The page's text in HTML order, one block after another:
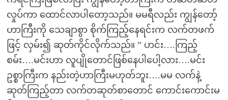
လှုပ်ကာ ထောင်လာပါတော့သည်။ မမရီလည်း ကျွန်တော့်
ဟာကြီးကို သေချာစွာ စိုက်ကြည့်နေရင်းက လက်တဖက်
ဖြင့် လှမ်း၍ ဆုတ်ကိုင်လိုက်သည်။ ” ဟင်း….ကြည့်
စမ်း….မင်းဟာ လူပျိုတောင်ဖြစ်နေပါပေါ့လား….မင်း
ဥစ္စာကြီးက နည်းတဲ့ဟာကြီးမဟုတ်ဘူး….မမ လက်နဲ့
ဆုတ်ကြည့်တာ လက်တဆုတ်စာတောင် ကောင်းကောင်းမ